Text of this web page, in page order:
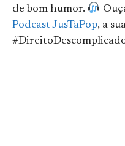
de bom humor.
Podcast JusTaPop, a